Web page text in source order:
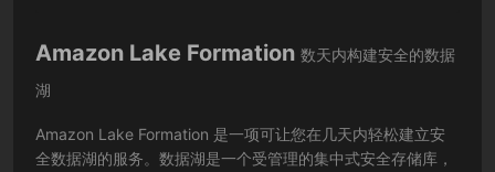
Amazon Lake Formation 数天内构建安全的数据
湖
Amazon Lake Formation 是一项可让您在几天内轻松建立安
全数据湖的服务。数据湖是一个受管理的集中式安全存储库，